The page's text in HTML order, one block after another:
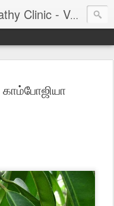
Dr.Senthil Kumar Homeopathy Clinic - Velachery - Panruti - Chennai